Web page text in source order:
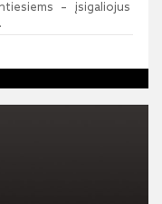
– įsigaliojus